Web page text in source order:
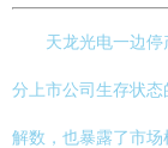
天龙光电一边停
分上市公司生存状
解数，也暴露了市